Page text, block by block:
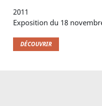
2011
Exposition du 18
DÉCOUVRIR